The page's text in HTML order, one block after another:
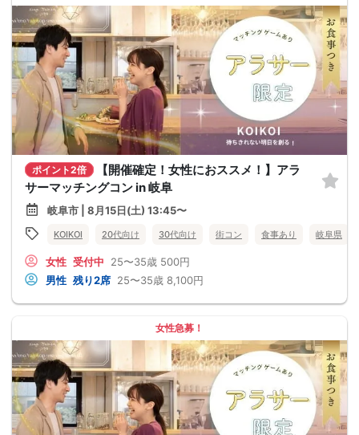
ポイント2倍
【開催確定！女性におススメ！】アラ
サーマッチングコン in 岐阜
岐阜市 | 8月15日(土) 13:45〜
KOIKOI 20代向け 30代向け 街コン 食事あり 岐阜県
女性 受付中 25〜35歳 500円
男性 残り2席 25〜35歳 8,100円
女性急募！